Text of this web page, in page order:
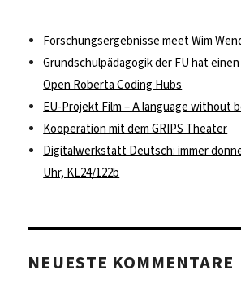
Forschungsergebnisse meet Wim
Grundschulpädagogik der FU hat
Open Roberta Coding Hubs
EU-Projekt Film – A language without
Kooperation mit dem GRIPS Theater
Digitalwerkstatt Deutsch: immer
Uhr, KL24/122b
NEUESTE KOMMENTARE